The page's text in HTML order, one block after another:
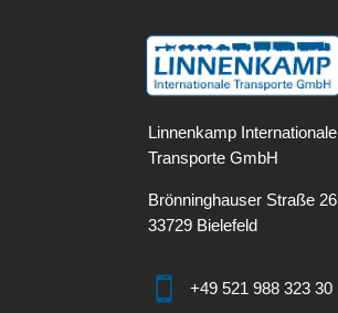
Linnenkamp Internationale
Transporte GmbH
Brönninghauser Straße 26
33729 Bielefeld
 +49 521 988 323 30